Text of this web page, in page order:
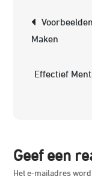
Maken
Effectief
Geef een
Het e-mailadres